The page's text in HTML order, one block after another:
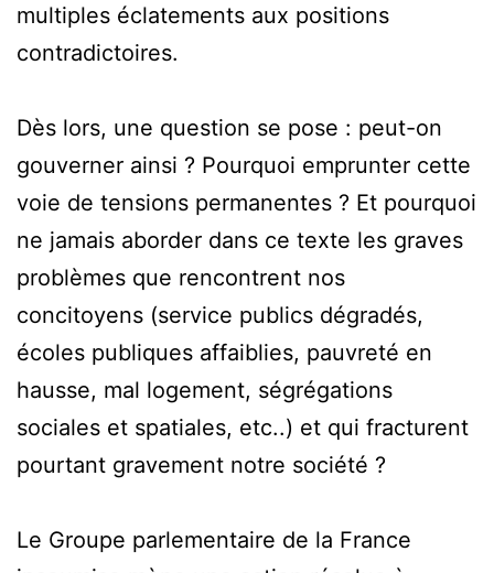
multiples éclatements aux positions
contradictoires.
Dès lors, une question se pose : peut-on
gouverner ainsi ? Pourquoi emprunter cette
voie de tensions permanentes ? Et pourquoi
ne jamais aborder dans ce texte les graves
problèmes que rencontrent nos
concitoyens (service publics dégradés,
écoles publiques affaiblies, pauvreté en
hausse, mal logement, ségrégations
sociales et spatiales, etc..) et qui fracturent
pourtant gravement notre société ?
Le Groupe parlementaire de la France